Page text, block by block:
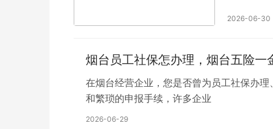
2026-06-30
烟台员工社保怎办理，烟台五险一
在烟台经营企业，您是否曾为员工社保办
和繁琐的申报手续，许多企业
2026-06-29